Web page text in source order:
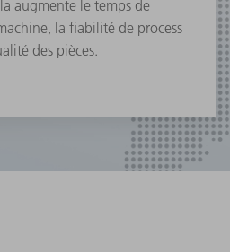
augmente le temps de
la fiabilité de process
des pièces.